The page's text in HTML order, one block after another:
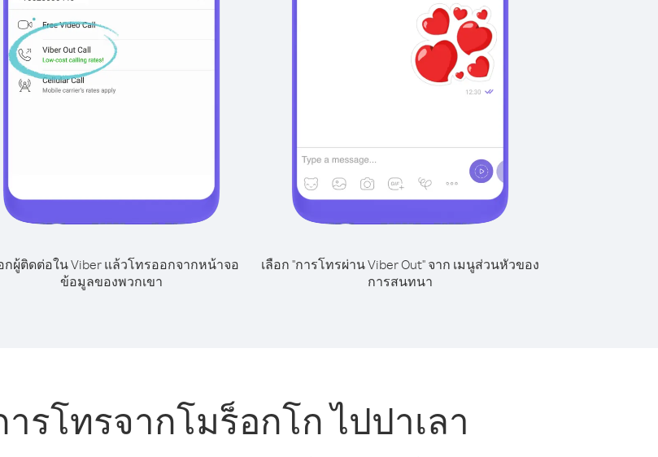
กผู้ติดต่อใน Viber แล้วโทรออกจากหน้าจอ
ข้อมูลของพวกเขา
เลือก "การโทรผ่าน Viber Out" จาก เมนูส่วนหัวของ
การสนทนา
รโทรจากโมร็อกโก ไปปาเลา